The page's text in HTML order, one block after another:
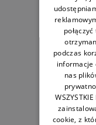
podczas
informacje
nas
cookie, z